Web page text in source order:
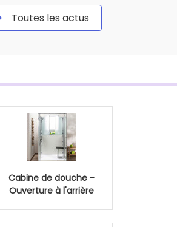
Toutes les actus
Cabine de douche -
Ouverture à l'arrière